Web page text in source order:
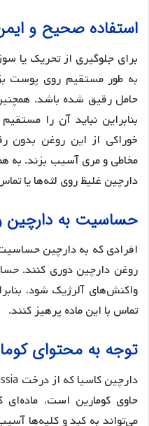
استفاده صحیح و
برای جلوگیری از تحریک یا
به طور مستقیم روی پوست
حامل رقیق شده باشد.
بنابراین نباید آن را
خوراکی از این روغن بدون
مخاطی و مری آسیب بزند. به
دارچین غلیظ روی لثه‌ها یا
حساسیت به دارچین
افرادی که به دارچین
روغن دارچین دوری کنند.
واکنش‌های آلرژیک شود،
تماس با این ماده پرهیز کنند.
توجه به محتوای
حاوی کومارین است،
می‌تواند به کبد و کلیه‌ها